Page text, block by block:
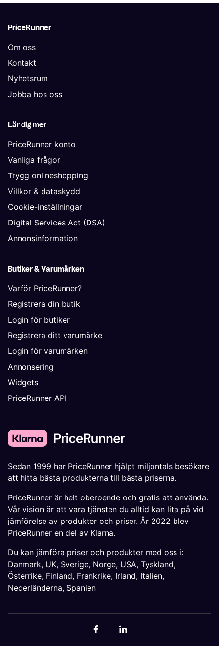
PriceRunner
Om oss
Kontakt
Nyhetsrum
Jobba hos oss
Lär dig mer
PriceRunner konto
Vanliga frågor
Trygg onlineshopping
Villkor & dataskydd
Cookie-inställningar
Digital Services Act (DSA)
Annonsinformation
Butiker & Varumärken
Varför PriceRunner?
Registrera din butik
Login för butiker
Registrera ditt varumärke
Login för varumärken
Annonsering
Widgets
PriceRunner API
Sedan 1999 har PriceRunner hjälpt miljontals besökare
att hitta bästa produkterna till bästa priserna.
PriceRunner är helt oberoende och gratis att använda.
Vår vision är att vara tjänsten du alltid kan lita på vid
jämförelse av produkter och priser. År 2022 blev
PriceRunner en del av Klarna.
Du kan jämföra priser och produkter med oss i:
Danmark, UK, Sverige, Norge, USA, Tyskland,
Österrike, Finland, Frankrike, Irland, Italien,
Nederländerna, Spanien